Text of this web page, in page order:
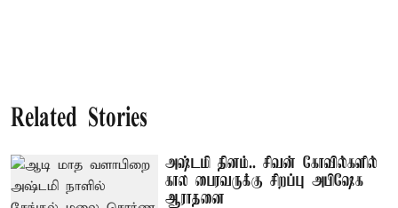
Related Stories
அஷ்டமி தினம்.. சிவன் கோவில்களில்
கால பைரவருக்கு சிறப்பு அபிஷேக
ஆராதனை